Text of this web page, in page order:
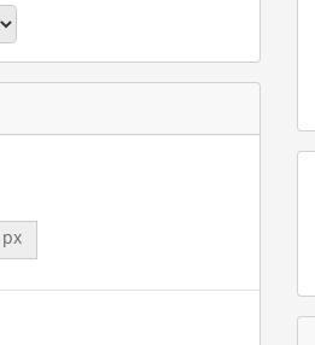
px